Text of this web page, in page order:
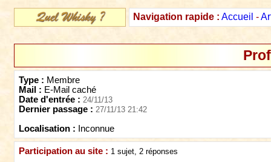
Navigation rapide : Accueil -
Type : Membre
Mail : E-Mail caché
Date d'entrée : 24/11/13
Dernier passage : 27/11/13 21:42
Localisation : Inconnue
Participation au site : 1 sujet, 2 réponses